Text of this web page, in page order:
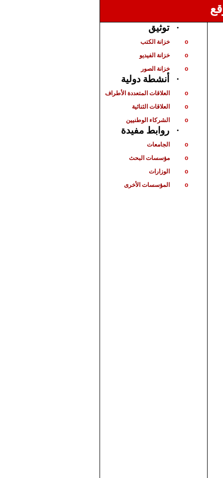
· توثيق
o خزانة الكتب
o خزانة الفيديو
o خزانة الصور
· أنشطة دولية
o العلاقات المتعددة الأطراف
o العلاقات الثنائية
o الشركاء الوطنيين
· روابط مفيدة
o الجامعات
o مؤسسات البحث
o الوزارات
o المؤسسات الأخرى